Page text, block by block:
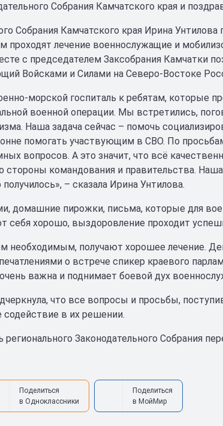
Собрания Камчатского края и
Собрания Камчатского края Ирина
проходят лечение военнослужащие и
с председателем Заксобрания Камчатки
Войсками и Силами на Северо-Востоке
морской госпиталь к ребятам, которые
военной операции. Мы встретились,
Наша задача сейчас – помочь
помогать участвующим в СВО. По
вопросов. А это значит, что всё
командования и правительства.
– сказала Ирина Унтилова.
домашние пирожки, письма, которые для
себя хорошо, выздоровление проходит
необходимым, получают хорошее лечение.
о встрече спикер краевого
важна и поднимает боевой дух
что все вопросы и просьбы,
в их решении.
Законодательного Собрания
Поделиться
в Одноклассники
Поделиться
в МойМир